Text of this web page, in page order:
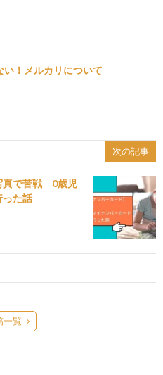
い！メルカリについて
次の記事
真で苦戦 0歳児
った話
一覧